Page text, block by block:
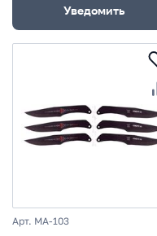
Уведомить
Арт. MA-103